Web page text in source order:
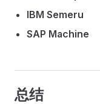
IBM Semeru
SAP Machine
总结